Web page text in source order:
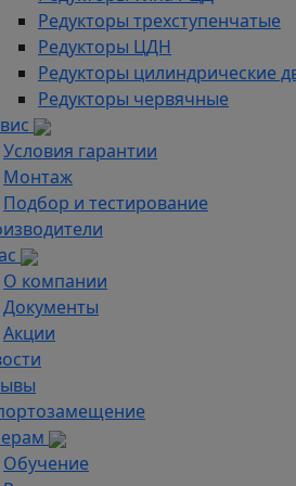
Редукторы трехступенчатые
Редукторы ЦДН
Редукторы цилиндрические
Редукторы червячные
Условия гарантии
Монтаж
Подбор и тестирование
О компании
Документы
Акции
Обучение